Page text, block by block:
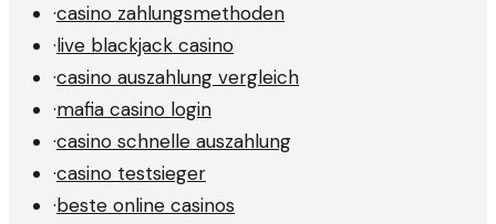
·casino zahlungsmethoden
·live blackjack casino
·casino auszahlung vergleich
·mafia casino login
·casino schnelle auszahlung
·casino testsieger
·beste online casinos